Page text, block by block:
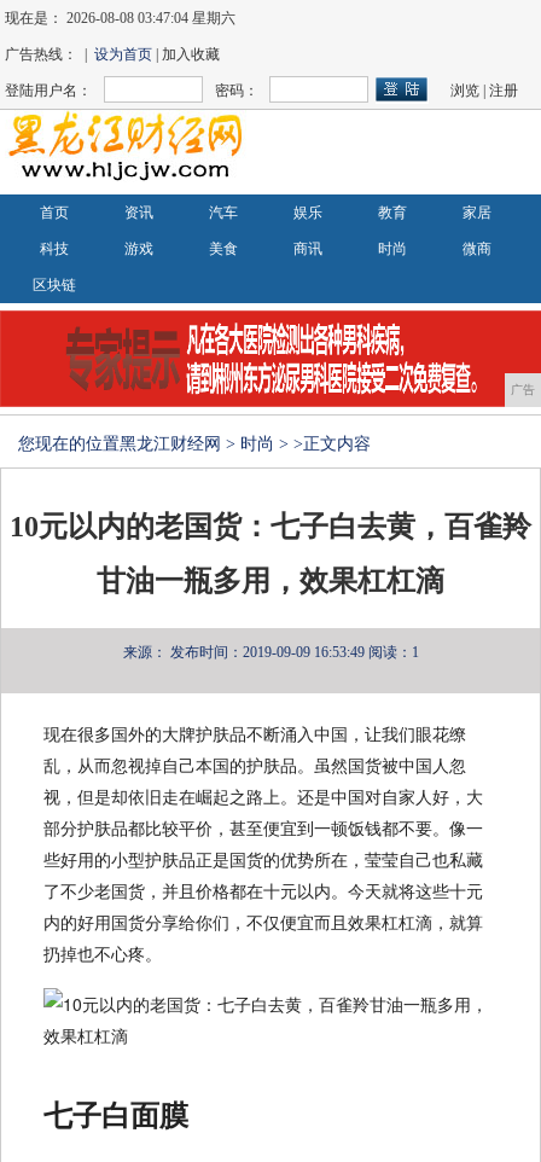
现在是：2026-08-08 03:47:04 星期六
广告热线： |设为首页 | 加入收藏
登陆用户名： 密码： 浏览 |注册
首页 资讯 汽车 娱乐 教育 家居
科技 游戏 美食 商讯 时尚 微商
区块链
广告
您现在的位置黑龙江财经网 > 时尚 > >正文内容
10元以内的老国货：七子白去黄，百雀羚
甘油一瓶多用，效果杠杠滴
来源： 发布时间：2019-09-09 16:53:49 阅读：1
现在很多国外的大牌护肤品不断涌入中国，让我们眼花缭
乱，从而忽视掉自己本国的护肤品。虽然国货被中国人忽
视，但是却依旧走在崛起之路上。还是中国对自家人好，大
部分护肤品都比较平价，甚至便宜到一顿饭钱都不要。像一
些好用的小型护肤品正是国货的优势所在，莹莹自己也私藏
了不少老国货，并且价格都在十元以内。今天就将这些十元
内的好用国货分享给你们，不仅便宜而且效果杠杠滴，就算
扔掉也不心疼。
七子白面膜